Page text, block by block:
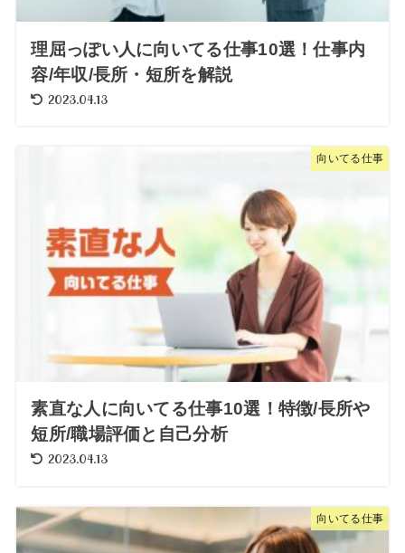
理屈っぽい人に向いてる仕事10選！仕事内
容/年収/長所・短所を解説
2023.04.13
向いてる仕事
素直な人に向いてる仕事10選！特徴/長所や
短所/職場評価と自己分析
2023.04.13
向いてる仕事